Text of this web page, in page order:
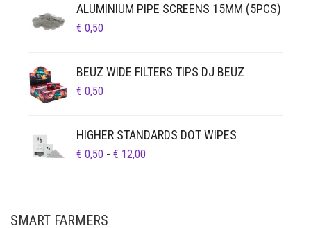
ALUMINIUM PIPE SCREENS 15MM (5PCS)
€ 0,50
BEUZ WIDE FILTERS TIPS DJ BEUZ
€ 0,50
HIGHER STANDARDS DOT WIPES
€ 0,50 - € 12,00
SMART FARMERS